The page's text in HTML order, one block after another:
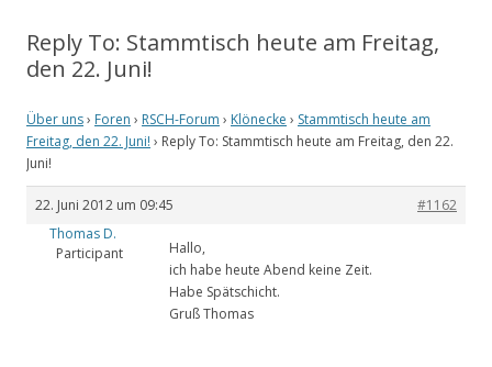
Reply To: Stammtisch heute am Freitag,
den 22. Juni!
Über uns› Foren › RSCH-Forum › Klönecke › Stammtisch heute am
Freitag, den 22. Juni! › Reply To: Stammtisch heute am Freitag, den 22.
Juni!
22. Juni 2012 um 09:45
#1162
Thomas D.
Participant
Hallo,
ich habe heute Abend keine Zeit.
Habe Spätschicht.
Gruß Thomas